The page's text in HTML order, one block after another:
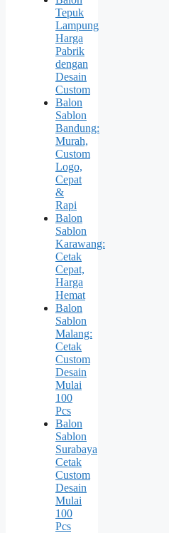
Tepuk
Lampung
Harga
Pabrik
dengan
Desain
Custom
Balon
Sablon
Bandung:
Murah,
Custom
Logo,
Cepat
&
Rapi
Balon
Sablon
Karawang:
Cetak
Cepat,
Harga
Hemat
Balon
Sablon
Malang:
Cetak
Custom
Desain
Mulai
100
Pcs
Balon
Sablon
Surabaya
Cetak
Custom
Desain
Mulai
100
Pcs